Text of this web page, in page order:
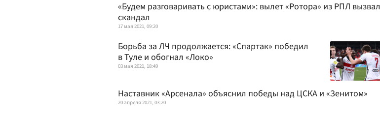
«Будем разговаривать с юристами»: вылет «Ротора» из РПЛ вызвал
скандал
17 мая 2021, 09:20
Борьба за ЛЧ продолжается: «Спартак» победил
в Туле и обогнал «Локо»
03 мая 2021, 18:49
Наставник «Арсенала» объяснил победы над ЦСКА и «Зенитом»
20 апреля 2021, 03:20